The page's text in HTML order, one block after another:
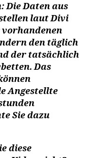
Die Daten aus
laut Divi
den täglich
der tatsächlich
Das
Angestellte
Sie dazu
diese